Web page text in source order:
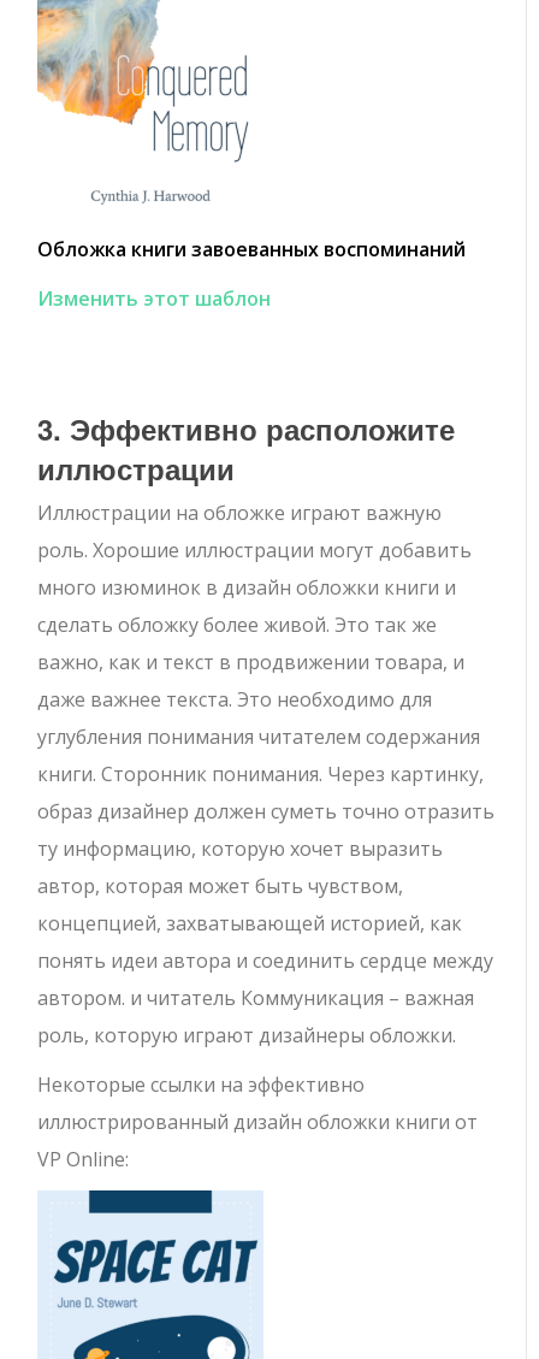
Обложка книги завоеванных воспоминаний
Изменить этот шаблон
3. Эффективно расположите
иллюстрации
Иллюстрации на обложке играют важную
роль. Хорошие иллюстрации могут добавить
много изюминок в дизайн обложки книги и
сделать обложку более живой. Это так же
важно, как и текст в продвижении товара, и
даже важнее текста. Это необходимо для
углубления понимания читателем содержания
книги. Сторонник понимания. Через картинку,
образ дизайнер должен суметь точно отразить
ту информацию, которую хочет выразить
автор, которая может быть чувством,
концепцией, захватывающей историей, как
понять идеи автора и соединить сердце между
автором. и читатель Коммуникация – важная
роль, которую играют дизайнеры обложки.
Некоторые ссылки на эффективно
иллюстрированный дизайн обложки книги от
VP Online: